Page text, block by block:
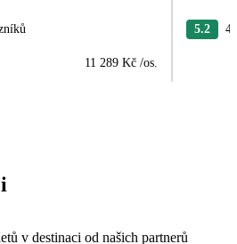
11 289 Kč /os.
5.2
v destinaci od našich partnerů